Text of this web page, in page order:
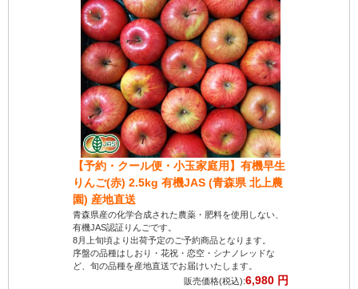
【予約・クール便・小玉家庭用】有機早生
りんご(赤) 2.5kg 有機JAS (青森県 北上農
園) 産地直送
青森県産の化学合成された農薬・肥料を使用しない、
有機JAS認証りんごです。
8月上旬頃より出荷予定のご予約商品となります。
序盤の品種はしおり・花祝・恋空・シナノレッドな
ど、旬の品種を産地直送でお届けいたします。
販売価格(税込):6,980 円